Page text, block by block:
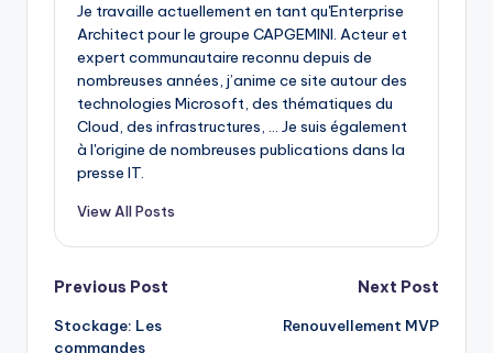
Je travaille actuellement en tant qu'Enterprise
Architect pour le groupe CAPGEMINI. Acteur et
expert communautaire reconnu depuis de
nombreuses années, j’anime ce site autour des
technologies Microsoft, des thématiques du
Cloud, des infrastructures, ... Je suis également
à l'origine de nombreuses publications dans la
presse IT.
View All Posts
Post
navigation
Previous Post
Stockage: Les
commandes
Next Post
Renouvellement MVP